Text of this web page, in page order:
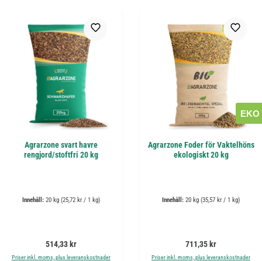
Agrarzone svart havre
rengjord/stoftfri 20 kg
Innehåll: 20 kg (25,72 kr / 1 kg)
Ordinarie pris:
514,33 kr
Priser inkl. moms, plus leveranskostnader
EKO
Agrarzone Foder för Vaktelhöns
ekologiskt 20 kg
Innehåll: 20 kg (35,57 kr / 1 kg)
Ordinarie pris:
711,35 kr
Priser inkl. moms, plus leveranskostnader